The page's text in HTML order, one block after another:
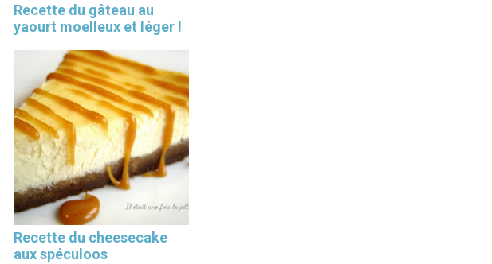
Recette du gâteau au
yaourt moelleux et léger !
Recette du cheesecake
aux spéculoos